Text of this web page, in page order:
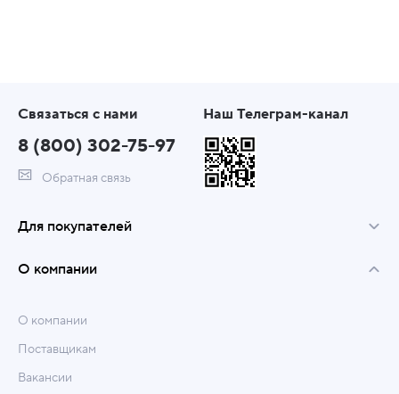
Связаться с нами
8 (800) 302-75-97
Обратная связь
Наш Телеграм-канал
Для покупателей
О компании
О компании
Поставщикам
Вакансии